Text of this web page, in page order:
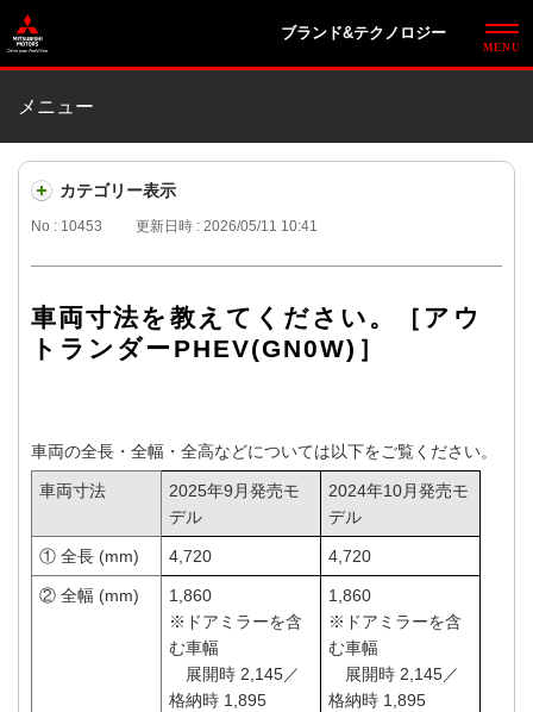
ブランド&テクノロジー
メニュー
カテゴリー表示
No : 10453 更新日時 : 2026/05/11 10:41
車両寸法を教えてください。［アウ
トランダーPHEV(GN0W)］
車両の全長・全幅・全高などについては以下をご覧ください。
車両寸法
2025年9月発売モ
デル
2024年10月発売モ
デル
① 全長 (mm) 4,720 4,720
② 全幅 (mm)
1,860
※ドアミラーを含
む車幅
展開時 2,145／
格納時 1,895
1,860
※ドアミラーを含
む車幅
展開時 2,145／
格納時 1,895